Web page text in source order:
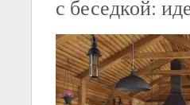
с беседкой: